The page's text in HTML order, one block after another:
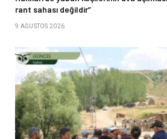
rant sahası değildir”
9 AĞUSTOS 2026